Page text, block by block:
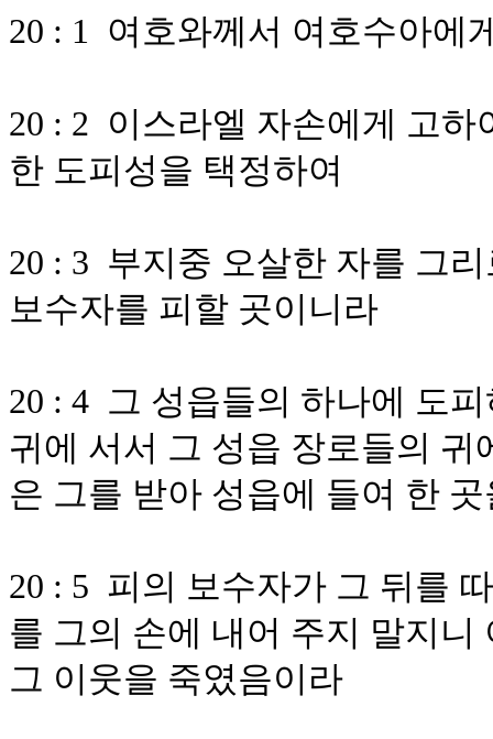
20 : 1 여호와께서 여호수아에
20 : 2 이스라엘 자손에게 고
한 도피성을 택정하여
20 : 3 부지중 오살한 자를 그
보수자를 피할 곳이니라
20 : 4 그 성읍들의 하나에 도
귀에 서서 그 성읍 장로들의
은 그를 받아 성읍에 들여 한
20 : 5 피의 보수자가 그 뒤를
를 그의 손에 내어 주지 말지
그 이웃을 죽였음이라